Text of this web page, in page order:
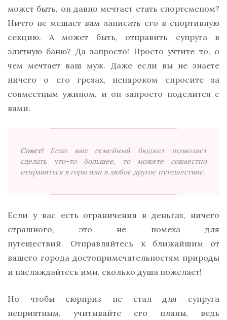
может быть, он давно мечтает стать спортсменом?
Ничто не мешает вам записать его в спортивную
секцию. А может быть, отправить супруга в
элитную баню? Да запросто! Просто учтите то, о
чем мечтает ваш муж. Даже если вы не знаете
ничего о его грезах, ненароком спросите за
совместным ужином, и он запросто поделится с
вами.
Совет! Если ваш семейный бюджет позволяет
сделать что-то большее, то можете совместно
отправиться в горы или в любое другое путешествие.
Если у вас есть ограничения в деньгах, ничего
страшного, это не помеха для
путешествий. Отправляйтесь к ближайшим от
вашего города достопримечательностям природы
и наслаждайтесь ими, сколько душа пожелает!
Но чтобы сюрприз не стал для супруга
неприятным, учитывайте его планы, ведь